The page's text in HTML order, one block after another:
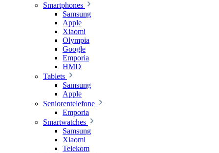
Smartphones
Samsung
Apple
Xiaomi
Olympia
Google
Emporia
HMD
Tablets
Samsung
Apple
Seniorentelefone
Emporia
Smartwatches
Samsung
Xiaomi
Telekom